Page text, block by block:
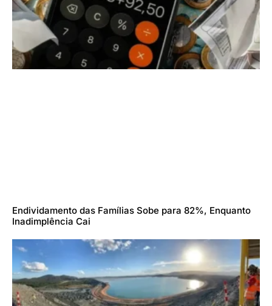
Endividamento das Famílias Sobe para 82%, Enquanto
Inadimplência Cai